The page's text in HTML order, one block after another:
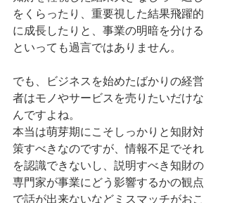
をくらったり、重要視した結果飛躍的
に成長したりと、事業の明暗を分ける
といっても過言ではありません。
でも、ビジネスを始めたばかりの経営
者はモノやサービスを売りたいだけな
んですよね。
本当は萌芽期にこそしっかりと知財対
策すべきなのですが、情報不足でそれ
を認識できないし、説明すべき知財の
専門家が事業にどう影響するかの観点
で話が出来ないなどミスマッチがおこ